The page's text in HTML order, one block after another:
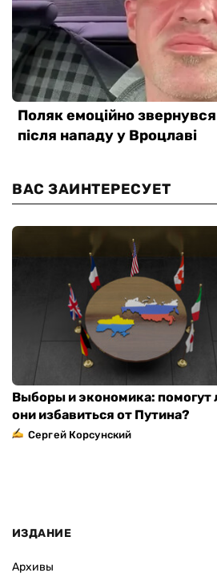
ВАС ЗАИНТЕРЕСУЕТ
Выборы и экономика: помогут
они избавиться от Путина?
Сергей Корсунский
ИЗДАНИЕ
Архивы